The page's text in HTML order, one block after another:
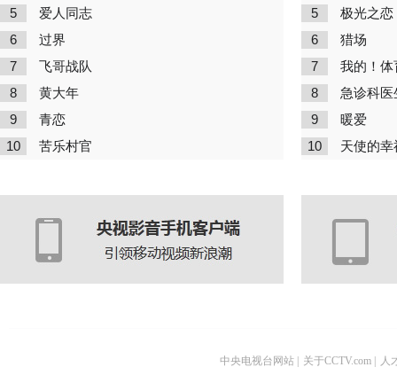
5 爱人同志
6 过界
7 飞哥战队
8 黄大年
9 青恋
10 苦乐村官
5 极光之恋
6 猎场
7 我的！体
8 急诊科医
9 暖爱
10 天使的幸
中央电视台网站 关于CCTV.com 人